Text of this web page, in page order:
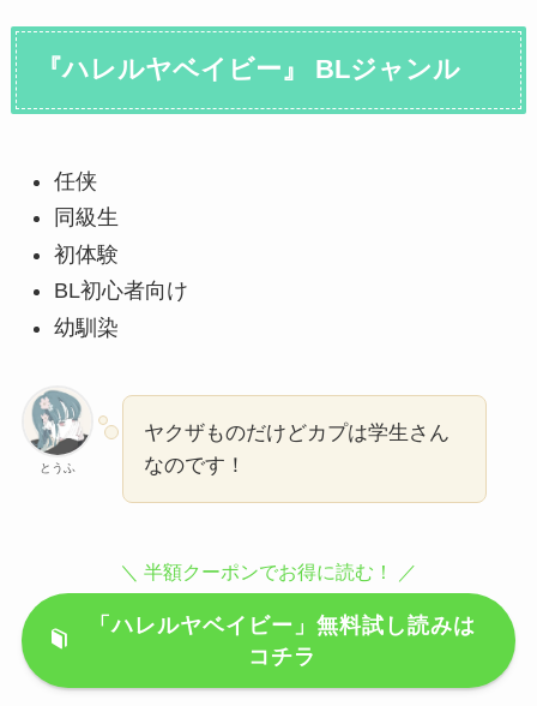
『ハレルヤベイビー』 BLジャンル
任侠
同級生
初体験
BL初心者向け
幼馴染
とうふ
ヤクザものだけどカプは学生さん
なのです！
＼ 半額クーポンでお得に読む！ ／
「ハレルヤベイビー」無料試し読みは
コチラ